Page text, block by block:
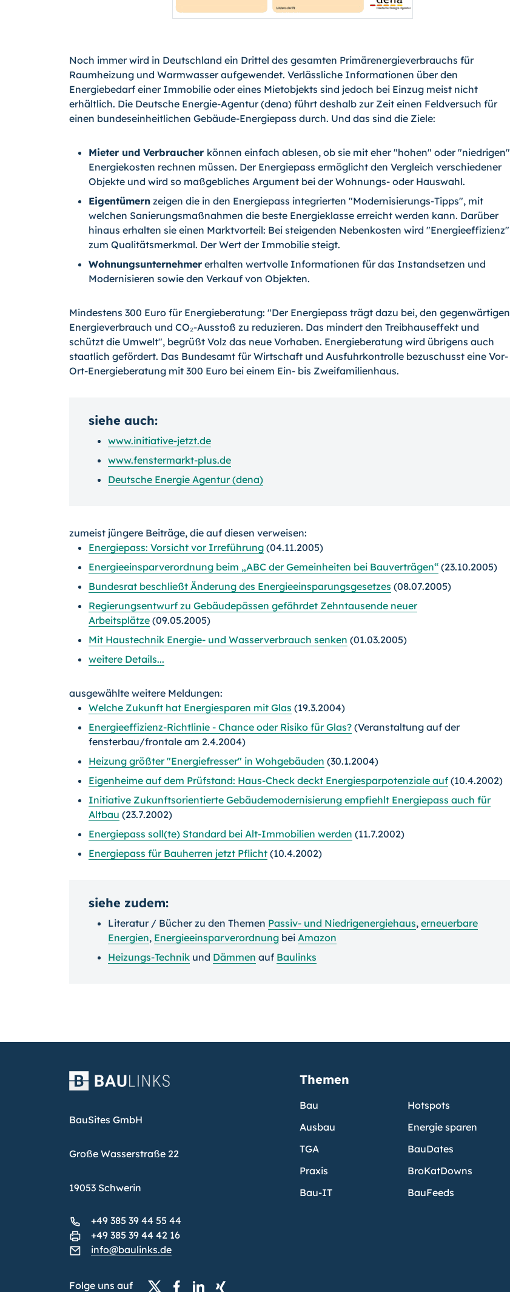
Noch immer wird in Deutschland ein Drittel des gesamten Primärenergieverbrauchs für
Raumheizung und Warmwasser aufgewendet. Verlässliche Informationen über den
Energiebedarf einer Immobilie oder eines Mietobjekts sind jedoch bei Einzug meist nicht
erhältlich. Die Deutsche Energie-Agentur (dena) führt deshalb zur Zeit einen Feldversuch für
einen bundeseinheitlichen Gebäude-Energiepass durch. Und das sind die Ziele:
Mieter und Verbraucher können einfach ablesen, ob sie mit eher "hohen" oder "niedrigen"
Energiekosten rechnen müssen. Der Energiepass ermöglicht den Vergleich verschiedener
Objekte und wird so maßgebliches Argument bei der Wohnungs- oder Hauswahl.
Eigentümern zeigen die in den Energiepass integrierten "Modernisierungs-Tipps", mit
welchen Sanierungsmaßnahmen die beste Energieklasse erreicht werden kann. Darüber
hinaus erhalten sie einen Marktvorteil: Bei steigenden Nebenkosten wird "Energieeffizienz"
zum Qualitätsmerkmal. Der Wert der Immobilie steigt.
Wohnungsunternehmer erhalten wertvolle Informationen für das Instandsetzen und
Modernisieren sowie den Verkauf von Objekten.
Mindestens 300 Euro für Energieberatung: "Der Energiepass trägt dazu bei, den gegenwärtigen
Energieverbrauch und CO₂-Ausstoß zu reduzieren. Das mindert den Treibhauseffekt und
schützt die Umwelt", begrüßt Volz das neue Vorhaben. Energieberatung wird übrigens auch
staatlich gefördert. Das Bundesamt für Wirtschaft und Ausfuhrkontrolle bezuschusst eine Vor-
Ort-Energieberatung mit 300 Euro bei einem Ein- bis Zweifamilienhaus.
siehe auch:
www.initiative-jetzt.de
www.fenstermarkt-plus.de
Deutsche Energie Agentur (dena)
zumeist jüngere Beiträge, die auf diesen verweisen:
Energiepass: Vorsicht vor Irreführung (04.11.2005)
Energieeinsparverordnung beim „ABC der Gemeinheiten bei Bauverträgen“ (23.10.2005)
Bundesrat beschließt Änderung des Energieeinsparungsgesetzes (08.07.2005)
Regierungsentwurf zu Gebäudepässen gefährdet Zehntausende neuer
Arbeitsplätze (09.05.2005)
Mit Haustechnik Energie- und Wasserverbrauch senken (01.03.2005)
weitere Details...
ausgewählte weitere Meldungen:
Welche Zukunft hat Energiesparen mit Glas (19.3.2004)
Energieeffizienz-Richtlinie - Chance oder Risiko für Glas? (Veranstaltung auf der
fensterbau/frontale am 2.4.2004)
Heizung größter "Energiefresser" in Wohgebäuden (30.1.2004)
Eigenheime auf dem Prüfstand: Haus-Check deckt Energiesparpotenziale auf (10.4.2002)
Initiative Zukunftsorientierte Gebäudemodernisierung empfiehlt Energiepass auch für
Altbau (23.7.2002)
Energiepass soll(te) Standard bei Alt-Immobilien werden (11.7.2002)
Energiepass für Bauherren jetzt Pflicht (10.4.2002)
siehe zudem:
Literatur / Bücher zu den Themen Passiv- und Niedrigenergiehaus, erneuerbare
Energien, Energieeinsparverordnung bei Amazon
Heizungs-Technik und Dämmen auf Baulinks
BauSites GmbH
Große Wasserstraße 22
19053 Schwerin
+49 385 39 44 55 44
+49 385 39 44 42 16
info@baulinks.de
Folge uns auf
Themen
Bau
Ausbau
TGA
Praxis
Bau-IT
Hotspots
Energie sparen
BauDates
BroKatDowns
BauFeeds